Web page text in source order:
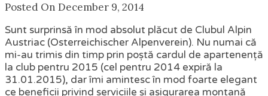
Posted On December 9, 2014
Sunt surprinsă în mod absolut plăcut de Clubul Alpin
Austriac (Osterreichischer Alpenverein). Nu numai că
mi-au trimis din timp prin poștă cardul de apartenență
la club pentru 2015 (cel pentru 2014 expiră la
31.01.2015), dar îmi amintesc în mod foarte elegant
ce beneficii privind serviciile și asigurarea montană